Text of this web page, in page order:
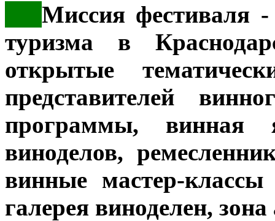
Миссия фестиваля -
туризма в
открытые
представителей
программы, винная
виноделов,
винные мастер-
галерея виноделен,